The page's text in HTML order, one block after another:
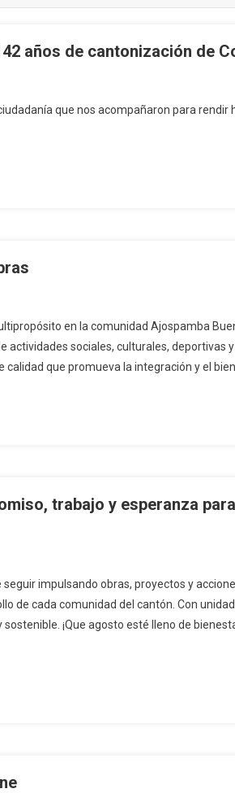
años de cantonización de
que nos acompañaron para rendir
en la comunidad Ajospamba
actividades sociales, culturales, deportivas
que promueva la integración y el
trabajo y esperanza
impulsando obras, proyectos y
de cada comunidad del cantón. Con
¡Que agosto esté lleno de